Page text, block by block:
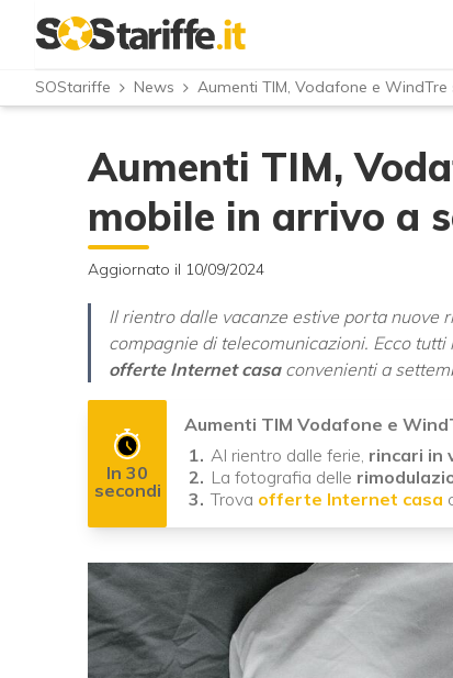
SOStariffe News Aumenti TIM, Vodafone e
Aumenti TIM,
mobile in arrivo a
Aggiornato il 10/09/2024
Il rientro dalle vacanze estive porta
compagnie di telecomunicazioni. Ecco
offerte Internet casaconvenienti a
In 30
secondi
Aumenti TIM Vodafone e
Al rientro dalle ferie, rincari in
La fotografia delle
Trova offerte Internet casa